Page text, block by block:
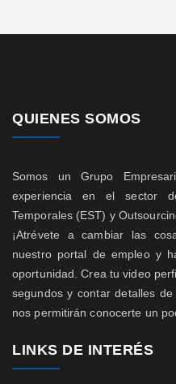
QUIENES SOMOS
Somos un Grupo
experiencia en el sector
Temporales (EST) y
¡Atrévete a cambiar las
nuestro portal de empleo y
oportunidad. Crea tu video
segundos y contar detalles
nos permitirán conocerte un
LINKS DE INTERÉS